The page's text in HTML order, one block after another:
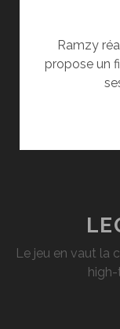
Ramzy
propose un
Le jeu en vaut la